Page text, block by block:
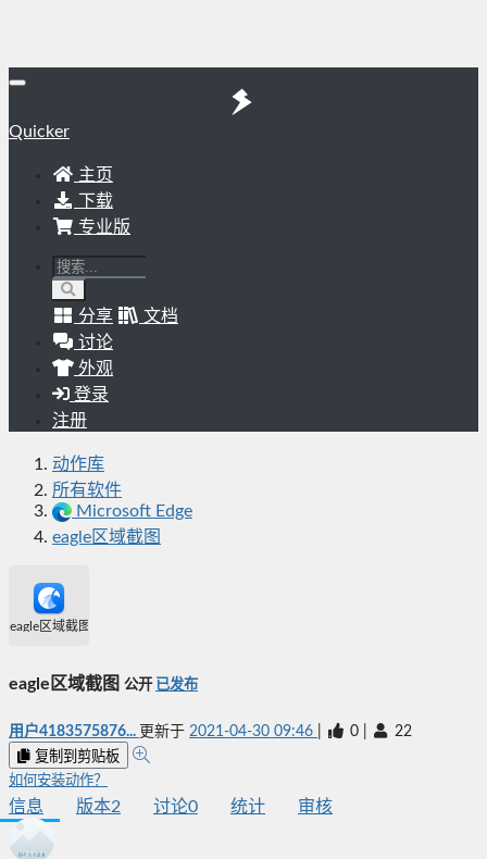
Quicker
主页
下载
专业版
分享
文档
讨论
外观
登录
注册
动作库
所有软件
Microsoft Edge
eagle区域截图
eagle区域截图
eagle区域截图 公开 已发布
用户4183575876... 更新于 2021-04-30 09:46 0 22
复制到剪贴板
如何安装动作？
信息 版本2 讨论0 统计 审核